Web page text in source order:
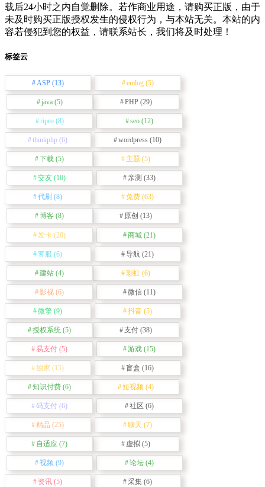
载后24小时之内自觉删除。若作商业用途，请购买正版，由于
未及时购买正版授权发生的侵权行为，与本站无关。本站的内
容若侵犯到您的权益，请联系站长，我们将及时处理！
标签云
ASP(13) emlog(5)
java(5) PHP(29)
ripro(8) seo (12)
thinkphp (6) wordpress (10)
下载 (5) 主题 (5)
交友 (10) 亲测 (33)
代刷 (8) 免费 (63)
博客 (8) 原创 (13)
发卡 (20) 商城 (21)
客服 (6) 导航 (21)
建站 (4) 彩虹 (6)
影视 (6) 微信 (11)
微擎 (9) 抖音 (5)
授权系统 (5) 支付 (38)
易支付 (5) 游戏 (15)
独家 (15) 盲盒 (16)
知识付费 (6) 短视频 (4)
码支付 (6) 社区 (6)
精品 (25) 聊天 (7)
自适应 (7) 虚拟 (5)
视频 (9) 论坛 (4)
资讯 (5) 采集 (6)